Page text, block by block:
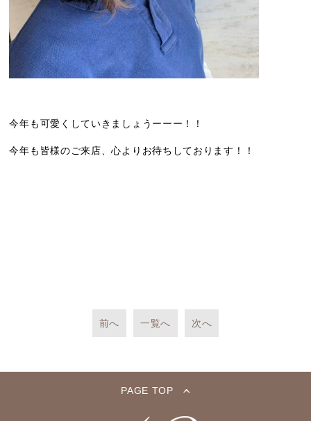
今年も可愛くしていきましょうーーー！！
今年も皆様のご来店、心よりお待ちしております！！
前へ 一覧へ 次へ
PAGE TOP